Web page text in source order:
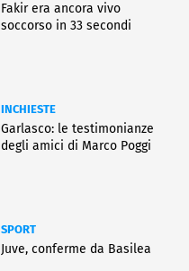
Fakir era ancora vivo
soccorso in 33 secondi
INCHIESTE
Garlasco: le testimonianze
degli amici di Marco Poggi
SPORT
Juve, conferme da Basilea